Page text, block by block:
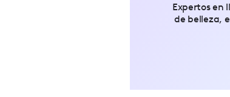
Expertos en
de belleza,